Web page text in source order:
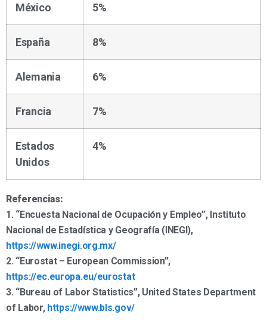
México 5%
España 8%
Alemania 6%
Francia 7%
Estados
Unidos
4%
Referencias:
1. “Encuesta Nacional de Ocupación y Empleo”, Instituto
Nacional de Estadística y Geografía (INEGI),
https://www.inegi.org.mx/
2. “Eurostat – European Commission”,
https://ec.europa.eu/eurostat
3. “Bureau of Labor Statistics”, United States Department
of Labor, https://www.bls.gov/